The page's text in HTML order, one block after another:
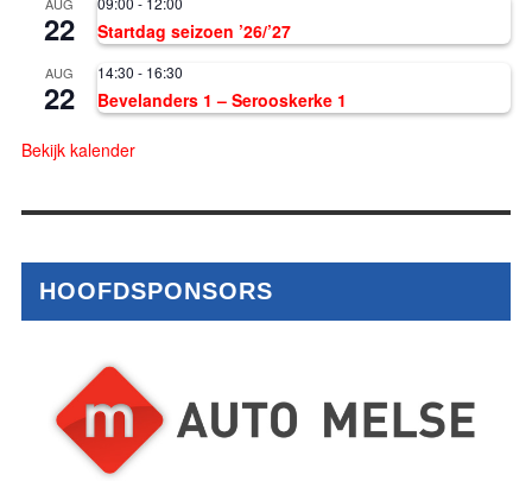
AUG
22 Startdag seizoen ’26/’27
AUG
22
14:30 - 16:30
Bevelanders 1 – Serooskerke 1
Bekijk kalender
HOOFDSPONSORS